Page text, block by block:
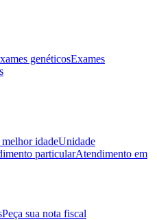
genéticosExames
idadeUnidade
particularAtendimento em
Peça sua nota fiscal